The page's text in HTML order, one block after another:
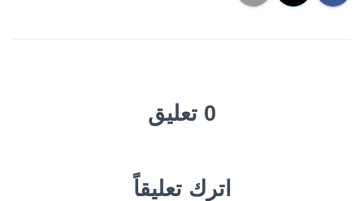
0 تعليق
اترك تعليقاً